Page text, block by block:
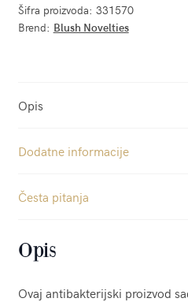
Šifra proizvoda: 331570
Brend: Blush Novelties
Opis
Dodatne informacije
Česta pitanja
Opis
Ovaj antibakterijski proizvod